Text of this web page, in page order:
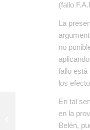
(fallo
La
no
fallo está
los
En tal
en la
Belén,
reforma de la Ley de